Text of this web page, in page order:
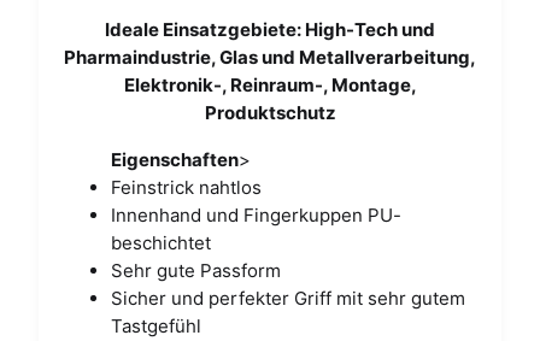
Ideale Einsatzgebiete: High-Tech und
Pharmaindustrie, Glas und Metallverarbeitung,
Elektronik-, Reinraum-, Montage,
Produktschutz
Eigenschaften>
Feinstrick nahtlos
Innenhand und Fingerkuppen PU-
beschichtet
Sehr gute Passform
Sicher und perfekter Griff mit sehr gutem
Tastgefühl